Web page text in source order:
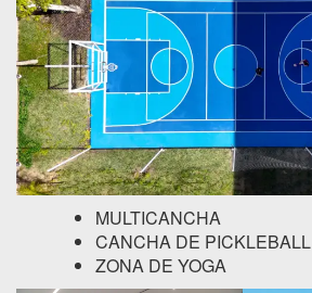
MULTICANCHA
CANCHA DE PICKLEBALL
ZONA DE YOGA